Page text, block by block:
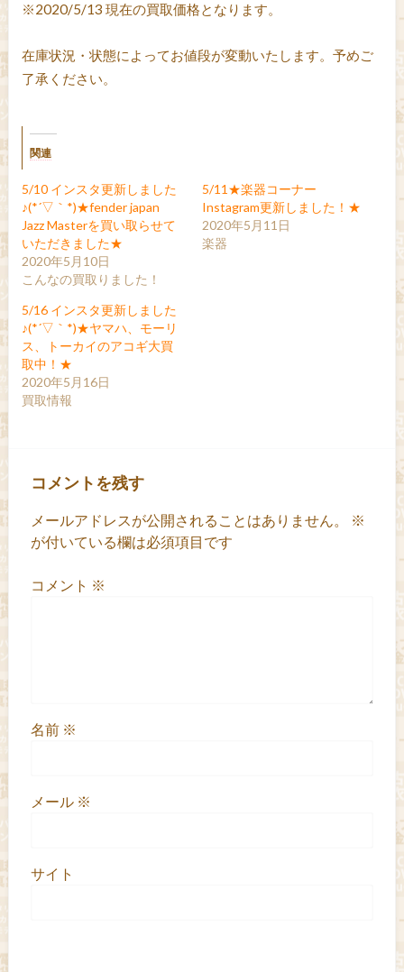
※2020/5/13 現在の買取価格となります。
在庫状況・状態によってお値段が変動いたします。予めご
了承ください。
関連
5/10 インスタ更新しました
♪(*´▽｀*)★fender japan
Jazz Masterを買い取らせて
いただきました★
2020年5月10日
こんなの買取りました！
5/11★楽器コーナー
Instagram更新しました！★
2020年5月11日
楽器
5/16 インスタ更新しました
♪(*´▽｀*)★ヤマハ、モーリ
ス、トーカイのアコギ大買
取中！★
2020年5月16日
買取情報
コメントを残す
メールアドレスが公開されることはありません。
※
が付いている欄は必須項目です
コメント ※
名前 ※
メール ※
サイト